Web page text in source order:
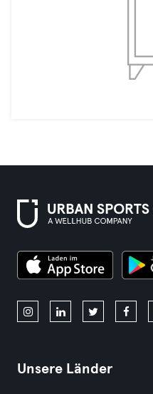
Unsere Länder